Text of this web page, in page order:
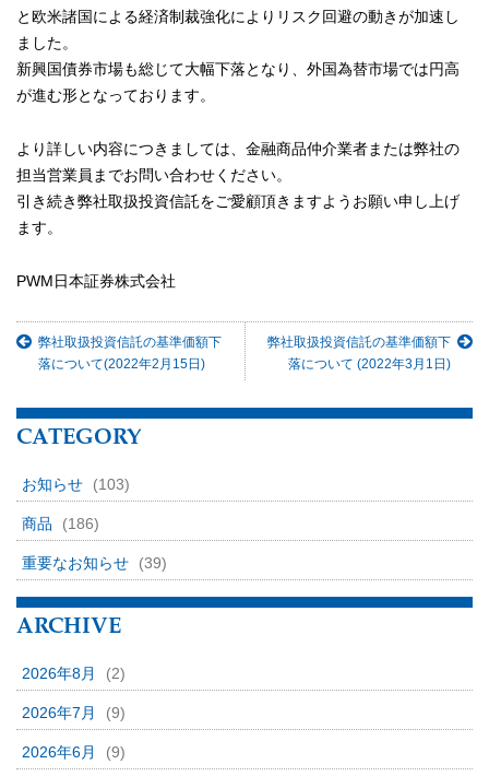
と欧米諸国による経済制裁強化によりリスク回避の動きが加速し
ました。
新興国債券市場も総じて大幅下落となり、外国為替市場では円高
が進む形となっております。
より詳しい内容につきましては、金融商品仲介業者または弊社の
担当営業員までお問い合わせください。
引き続き弊社取扱投資信託をご愛顧頂きますようお願い申し上げ
ます。
PWM日本証券株式会社
弊社取扱投資信託の基準価額下
落について(2022年2月15日)
弊社取扱投資信託の基準価額下
落について (2022年3月1日)
CATEGORY
お知らせ (103)
商品 (186)
重要なお知らせ (39)
ARCHIVE
2026年8月 (2)
2026年7月 (9)
2026年6月 (9)